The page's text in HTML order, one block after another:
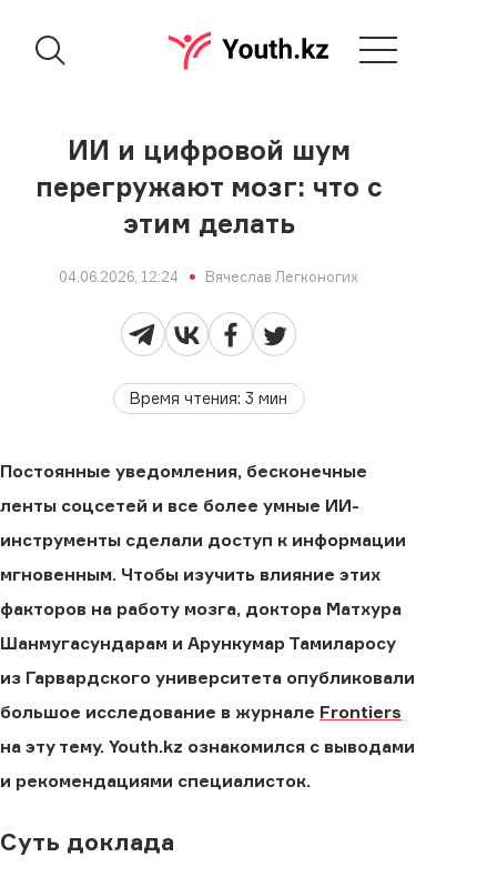
ИИ и цифровой шум
перегружают мозг: что с
этим делать
04.06.2026, 12:24 Вячеслав Легконогих
Время чтения:3 мин
Постоянные уведомления, бесконечные
ленты соцсетей и все более умные ИИ-
инструменты сделали доступ к информации
мгновенным. Чтобы изучить влияние этих
факторов на работу мозга, доктора Матхура
Шанмугасундарам и Арункумар Тамиларосу
из Гарвардского университета опубликовали
большое исследование в журнале Frontiers
на эту тему. Youth.kz ознакомился с выводами
и рекомендациями специалисток.
Суть доклада